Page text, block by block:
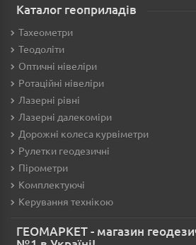
Каталог геоприладів
Тахеометри
Теодоліти
Оптичні нівеліри
Ротаційні нівеліри
Лазерні рівні
Лазерні далекоміри
Дорожні колеса курвіметри
Рулетки геодезичні
Пірометри
Комплектуючі
Керування технікою
ГЕОМАРКЕТ - магазин